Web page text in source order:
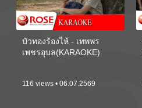
บัวทองร้องไห้ - เทพพร
เพชรอุบล(KARAOKE)
116 views • 06.07.2569